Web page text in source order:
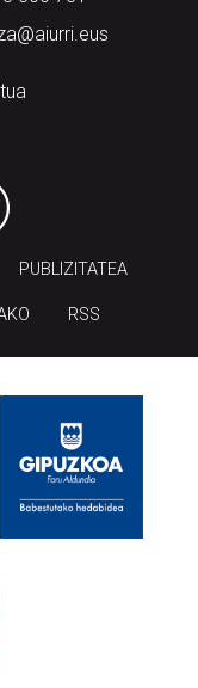
PUBLIZITATEA
RSS